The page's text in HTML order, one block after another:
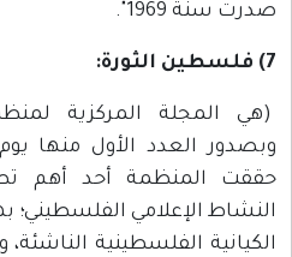
صدرت سنة 1969".
7) فلسطين الثورة:
(هي المجلة المركزية
حققت المنظمة أحد أهم
النشاط الإعلامي
الكيانية الفلسطينية الناشئة،